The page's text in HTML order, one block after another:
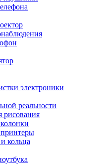
электроники
реальности
рисования
кольца